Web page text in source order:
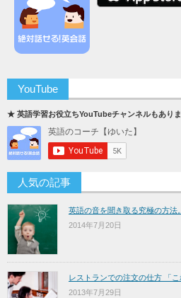
YouTube
★ 英語学習お役立ちYouTubeチャンネルもありま
人気の記事
英語の音を聞き取る究極の方法。
2014年7月20日
レストランでの注文の仕方 「
2013年7月29日